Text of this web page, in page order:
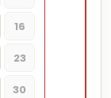
16
23
30